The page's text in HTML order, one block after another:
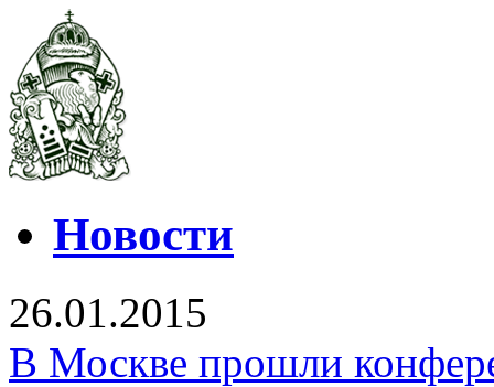
Новости
26.01.2015
В Москве прошли